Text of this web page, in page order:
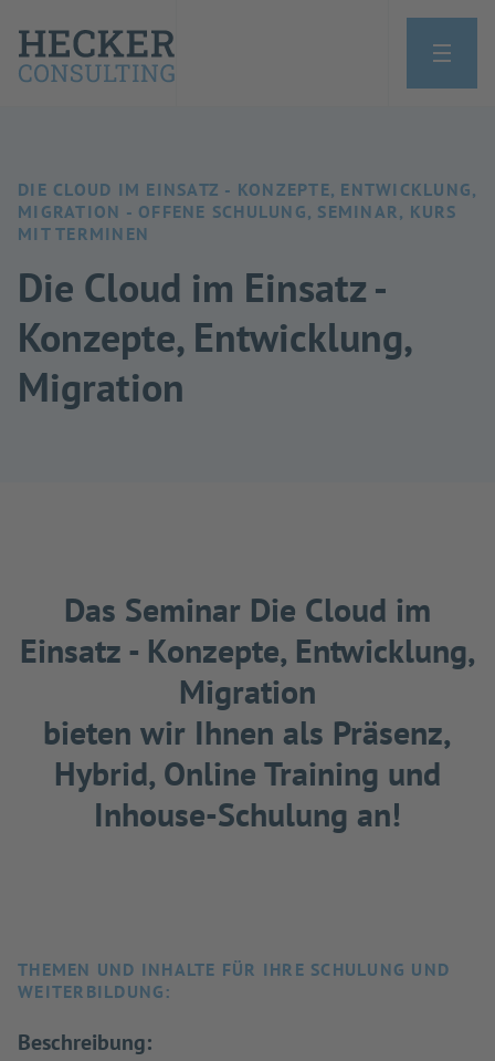
DIE CLOUD IM EINSATZ - KONZEPTE, ENTWICKLUNG,
MIGRATION - OFFENE SCHULUNG, SEMINAR, KURS
MIT TERMINEN
Die Cloud im Einsatz -
Konzepte, Entwicklung,
Migration
Das Seminar Die Cloud im
Einsatz - Konzepte, Entwicklung,
Migration
bieten wir Ihnen als Präsenz,
Hybrid, Online Training und
Inhouse-Schulung an!
THEMEN UND INHALTE FÜR IHRE SCHULUNG UND
WEITERBILDUNG:
Beschreibung: